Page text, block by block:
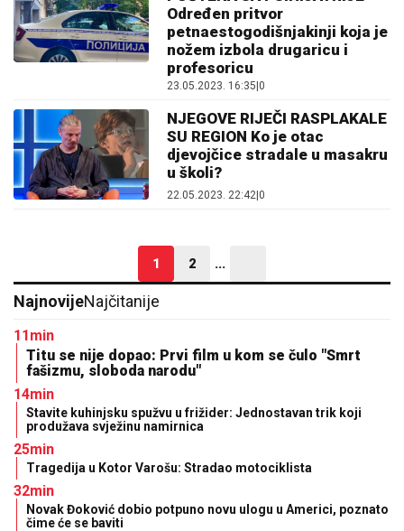
Određen pritvor
petnaestogodišnjakinji koja je
nožem izbola drugaricu i
profesoricu
23.05.2023. 16:35 0
NJEGOVE RIJEČI RASPLAKALE
SU REGION Ko je otac
djevojčice stradale u masakru
u školi?
22.05.2023. 22:42 0
1 2 ...
NajnovijeNajčitanije
11min
Titu se nije dopao: Prvi film u kom se čulo "Smrt
fašizmu, sloboda narodu"
14min
Stavite kuhinjsku spužvu u frižider: Jednostavan trik koji
produžava svježinu namirnica
25min
Tragedija u Kotor Varošu: Stradao motociklista
32min
Novak Đoković dobio potpuno novu ulogu u Americi, poznato
čime će se baviti